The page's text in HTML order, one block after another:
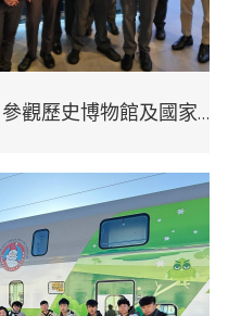
參觀歷史博物館及國家安全展覽